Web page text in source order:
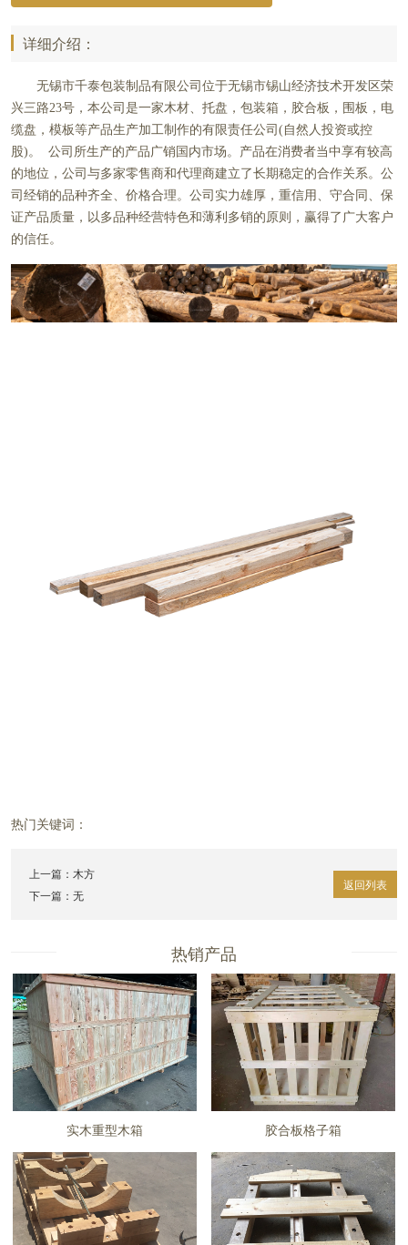
详细介绍：
无锡市千泰包装制品有限公司位于无锡市锡山经济技术开发区荣
兴三路23号 ，本公司是一家木材、托盘，包装箱，胶合板，围板，电
缆盘，模板等产品生产加工制作的有限责任公司(自然人投资或控
股)。 公司所生产的产品广销国内市场。产品在消费者当中享有较高
的地位，公司与多家零售商和代理商建立了长期稳定的合作关系。公
司经销的品种齐全、价格合理。公司实力雄厚，重信用、守合同、保
证产品质量，以多品种经营特色和薄利多销的原则，赢得了广大客户
的信任。
热门关键词：
上一篇： 木方
下一篇：无
返回列表
热销产品
实木重型木箱 胶合板格子箱